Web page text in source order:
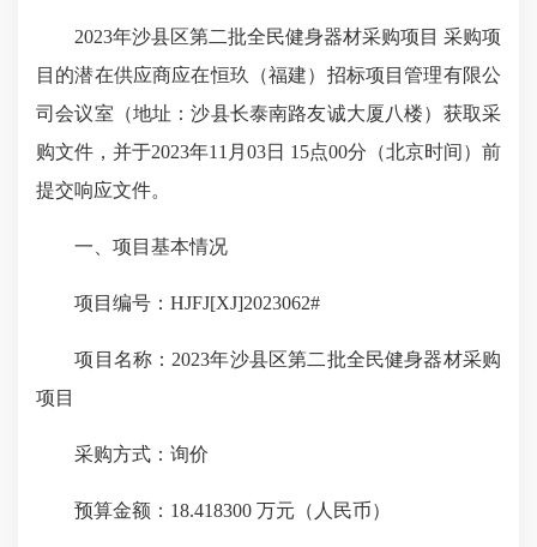
2023年沙县区第二批全民健身器材采购项目 采购项
目的潜在供应商应在恒玖（福建）招标项目管理有限公
司会议室（地址：沙县长泰南路友诚大厦八楼）获取采
购文件，并于2023年11月03日 15点00分（北京时间）前
提交响应文件。
一、项目基本情况
项目编号：HJFJ[XJ]2023062#
项目名称：2023年沙县区第二批全民健身器材采购
项目
采购方式：询价
预算金额：18.418300 万元（人民币）